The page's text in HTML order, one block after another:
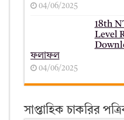
04/06/2025
18th
Level
ফলাফল
04/06/2025
সাপ্তাহিক চাকরির